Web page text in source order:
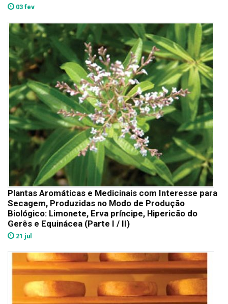
03 fev
Plantas Aromáticas e Medicinais com Interesse para
Secagem, Produzidas no Modo de Produção
Biológico: Limonete, Erva príncipe, Hipericão do
Gerês e Equinácea (Parte I / II)
21 jul